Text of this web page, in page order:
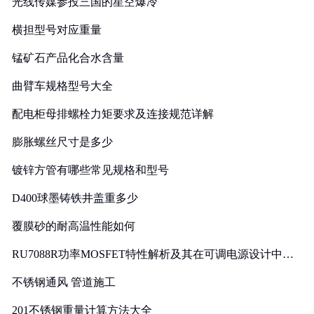
横担型号对应重量
锰矿石产品化合水含量
曲臂车规格型号大全
配电柜母排螺栓力矩要求及连接规范详解
膨胀螺丝尺寸是多少
镀锌方管有哪些常见规格和型号
D400球墨铸铁井盖重多少
覆膜砂的耐高温性能如何
RU7088R功率MOSFET特性解析及其在可调电源设计中的
不锈钢通风 管道施工
201不锈钢重量计算方法大全